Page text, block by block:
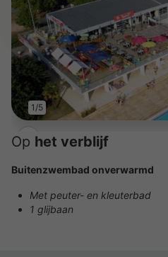
1/5
Op het verblijf
Buitenzwembad onverwarmd
Met peuter- en kleuterbad
1 glijbaan